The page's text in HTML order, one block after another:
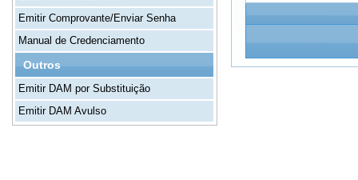
Emitir Comprovante/Enviar Senha
Manual de Credenciamento
Outros
Emitir DAM por Substituição
Emitir DAM Avulso